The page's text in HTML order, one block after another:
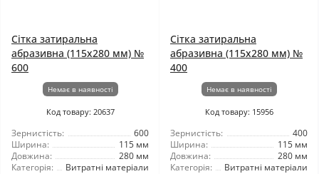
Сітка затиральна
абразивна (115x280 мм) №
600
Немає в наявності
Код товару: 20637
Зернистість:
600
Ширина:
115 мм
Довжина:
280 мм
Категорія:
Витратні матеріали
Сітка затиральна
абразивна (115x280 мм) №
400
Немає в наявності
Код товару: 15956
Зернистість:
400
Ширина:
115 мм
Довжина:
280 мм
Категорія:
Витратні матеріали